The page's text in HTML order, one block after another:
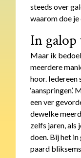
steeds over
waarom doe
In
Maar ik
meerdere
hoor.
‘aanspringen’.
een ver
dewelke
zelfs jaren, als
doen. Bij het
paard